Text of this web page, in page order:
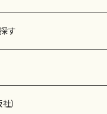
す
）